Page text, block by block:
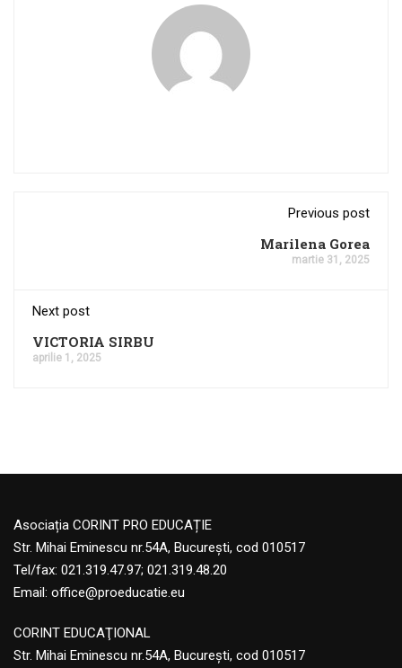
Previous post
Marilena Gorea
martie 31, 2025
Next post
VICTORIA SIRBU
aprilie 1, 2025
Asociația CORINT PRO EDUCAȚIE
Str. Mihai Eminescu nr.54A, București, cod 010517
Tel/fax: 021.319.47.97; 021.319.48.20
Email: office@proeducatie.eu
CORINT EDUCAŢIONAL
Str. Mihai Eminescu nr.54A, Bucureşti, cod 010517